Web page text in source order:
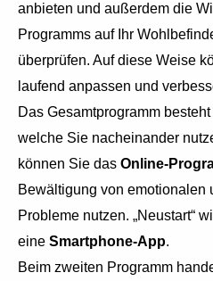
anbieten und außerdem die
Programms auf Ihr
überprüfen. Auf diese Weise
laufend anpassen und
Das Gesamtprogramm
welche Sie nacheinander
können Sie das Online-
Bewältigung von emotionalen
Probleme nutzen. „Neustart“
eine Smartphone-App.
Beim zweiten Programm